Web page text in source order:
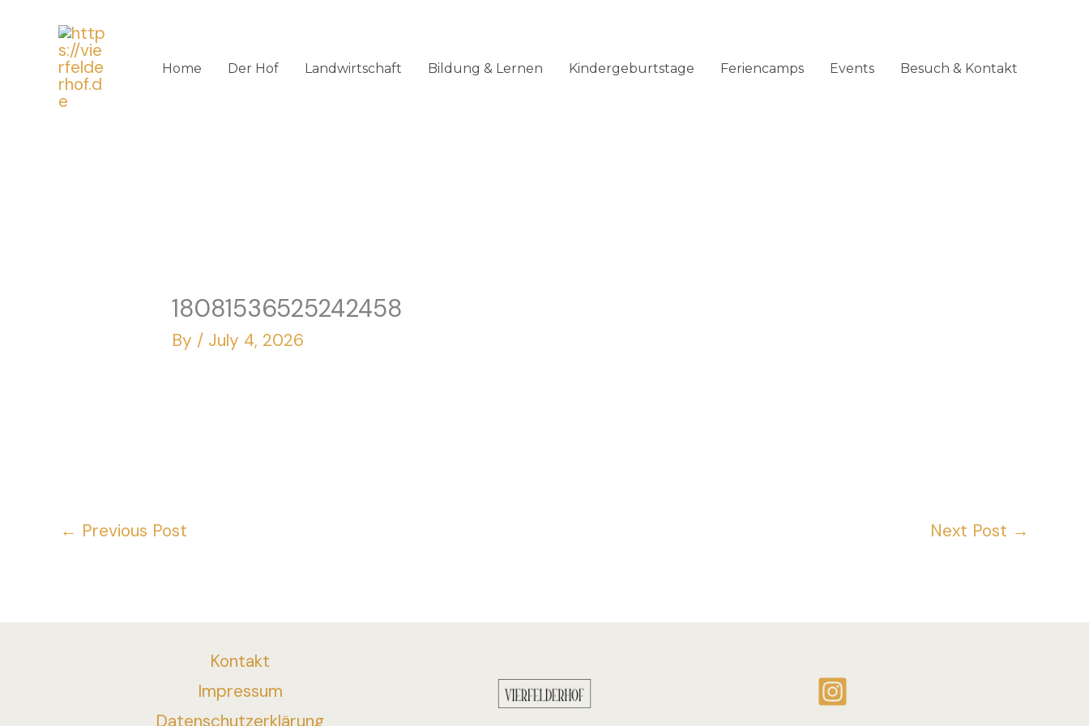
content
Home Der Hof Landwirtschaft Bildung & Lernen Kindergeburtstage Feriencamps Events Besuch & Kontakt
18081536525242458
By / July 4, 2026
← Previous Post Next Post →
Kontakt
Impressum
Datenschutzerklärung